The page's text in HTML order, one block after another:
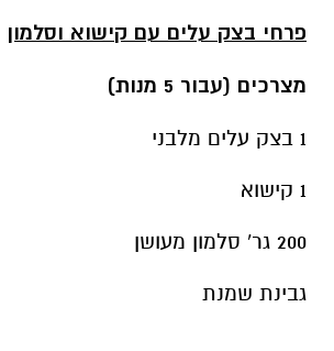
פרחי בצק עלים עם קישוא וסלמון
מצרכים (עבור 5 מנות)
1 בצק עלים מלבני
1 קישוא
200 גר' סלמון מעושן
גבינת שמנת